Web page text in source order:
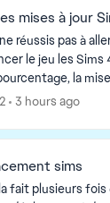
mises à jour
les Sims 4. Après avoir
la
comme
3 hours ago
sims
fait plusieurs